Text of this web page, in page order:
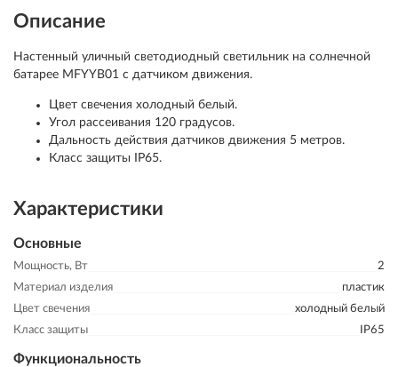
Описание
Настенный уличный светодиодный светильник на солнечной
батарее MFYYB01 с датчиком движения.
Цвет свечения холодный белый.
Угол рассеивания 120 градусов.
Дальность действия датчиков движения 5 метров.
Класс защиты IP65.
Характеристики
Основные
Мощность, Вт
2
Материал изделия
пластик
Цвет свечения
холодный белый
Класс защиты
IP65
Функциональность